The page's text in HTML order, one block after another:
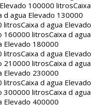
100000 litrosCaixa
d agua Elevado 130000
litrosCaixa d agua Elevado
160000 litrosCaixa d agua
Elevado 180000
litrosCaixa d agua Elevado
210000 litrosCaixa d agua
Elevado 230000
litrosCaixa d agua Elevado
300000 litrosCaixa d agua
Elevado 400000